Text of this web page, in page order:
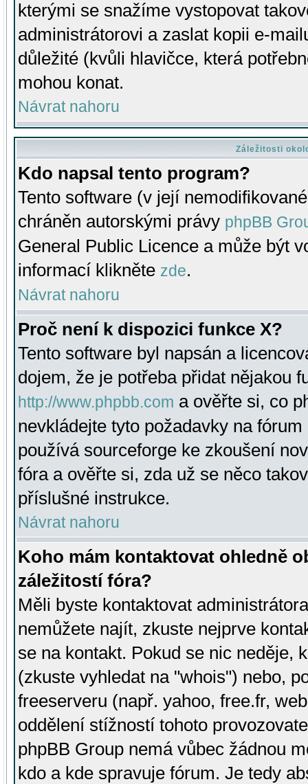
kterými se snažíme vystopovat
administrátorovi a zaslat kopii e-
důležité (kvůli hlavičce, která
mohou konat.
Návrat nahoru
Záležitosti
Kdo napsal tento program?
Tento software (v její
chráněn autorskými právy phpBB
General Public Licence a může být
informací klikněte zde.
Návrat nahoru
Proč není k dispozici funkce X?
Tento software byl napsán a
dojem, že je potřeba přidat nějakou
http://www.phpbb.com a ověřte si, co
nevkládejte tyto požadavky na
používá sourceforge ke zkoušení
fóra a ověřte si, zda už se něco
příslušné instrukce.
Návrat nahoru
Koho mám kontaktovat ohledně
záležitostí fóra?
Měli byste kontaktovat
nemůžete najít, zkuste nejprve
se na kontakt. Pokud se nic neděje,
(zkuste vyhledat na "whois") nebo,
freeserveru (např. yahoo, free.fr,
oddělení stížností tohoto
phpBB Group nemá vůbec žádnou
kdo a kde spravuje fórum. Je tedy